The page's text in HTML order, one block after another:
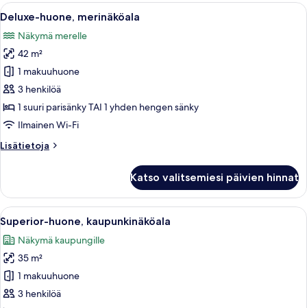
Avaa
kaikki
huonetyypin
Deluxe-
huone,
merinäköala
kuvat
Hotellihuone, jossa on suuri sänky,
5
Deluxe-huone, merinäköala
Näkymä merelle
42 m²
1 makuuhuone
3 henkilöä
1 suuri parisänky TAI 1 yhden hengen sänky
Ilmainen Wi-Fi
Lisätietoja
Lisätietoja
merinäköala
Katso valitsemiesi päivien hinnat
Avaa
kaikki
huonetyypin
Superior-
huone,
kaupunkinäköala
Hotellihuone, jossa on suuri sänky,
6
Superior-huone, kaupunkinäköala
Näkymä kaupungille
35 m²
1 makuuhuone
3 henkilöä